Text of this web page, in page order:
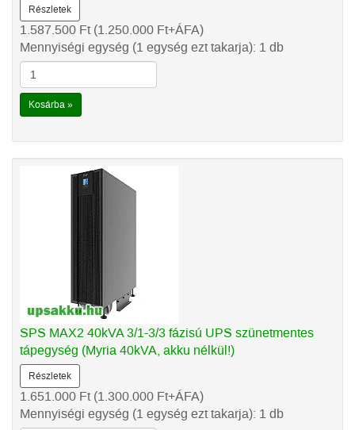
Részletek
1.587.500 Ft(1.250.000 Ft+ÁFA)
Mennyiségi egység (1 egység ezt takarja): 1 db
Kosárba »
SPS MAX2 40kVA 3/1-3/3 fázisú UPS szünetmentes
tápegység (Myria 40kVA, akku nélkül!)
Részletek
1.651.000 Ft(1.300.000 Ft+ÁFA)
Mennyiségi egység (1 egység ezt takarja): 1 db